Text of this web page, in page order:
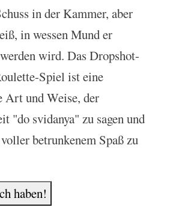
in der Kammer, aber
in wessen Mund er
wird. Das Dropshot-
Spiel ist eine
Art und Weise, der
"do svidanya" zu sagen und
betrunkenem Spaß zu
haben!